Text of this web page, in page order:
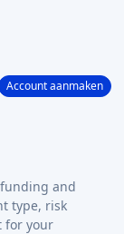
Account aanmaken
and
type, risk
for your